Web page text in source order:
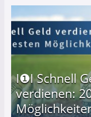
I❶I Schnell
verdienen: